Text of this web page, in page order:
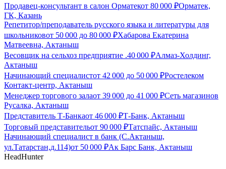
Продавец-консультант в салон Орматекот 80 000 ₽Орматек,
ГК, Казань
Репетитор/преподаватель русского языка и литературы для
школьниковот 50 000 до 80 000 ₽Хабарова Екатерина
Матвеевна, Актаныш
Весовщик на сельхоз предприятие .40 000 ₽Алмаз-Холдинг,
Актаныш
Начинающий специалистот 42 000 до 50 000 ₽Ростелеком
Контакт-центр, Актаныш
Менеджер торгового залаот 39 000 до 41 000 ₽Сеть магазинов
Русалка, Актаныш
Представитель Т-Банкаот 46 000 ₽Т-Банк, Актаныш
Торговый представительот 90 000 ₽Татспайс, Актаныш
Начинающий специалист в банк (С.Актаныш,
ул.Татарстан,д.114)от 50 000 ₽Ак Барс Банк, Актаныш
HeadHunter